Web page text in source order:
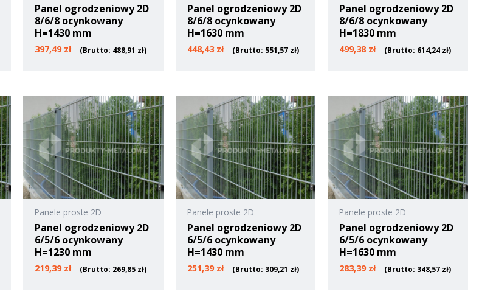
Panel ogrodzeniowy 2D
8/6/8 ocynkowany
H=1430 mm
397,49 zł (Brutto: 488,91 zł)
Panel ogrodzeniowy 2D
8/6/8 ocynkowany
H=1630 mm
448,43 zł (Brutto: 551,57 zł)
Panel ogrodzeniowy 2D
8/6/8 ocynkowany
H=1830 mm
499,38 zł (Brutto: 614,24 zł)
Panele proste 2D
Panel ogrodzeniowy 2D
6/5/6 ocynkowany
H=1230 mm
219,39 zł (Brutto: 269,85 zł)
Panele proste 2D
Panel ogrodzeniowy 2D
6/5/6 ocynkowany
H=1430 mm
251,39 zł (Brutto: 309,21 zł)
Panele proste 2D
Panel ogrodzeniowy 2D
6/5/6 ocynkowany
H=1630 mm
283,39 zł (Brutto: 348,57 zł)